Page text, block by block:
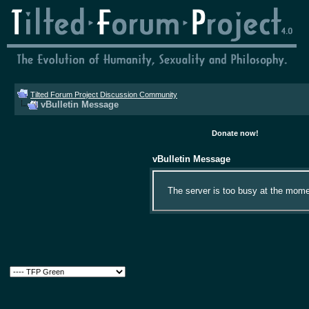
Tilted Forum Project Discussion Community
vBulletin Message
Donate now!
vBulletin Message
The server is too busy at the